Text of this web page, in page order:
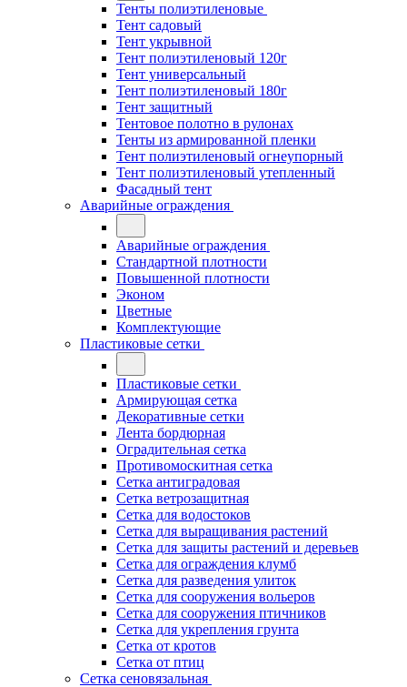
Тенты полиэтиленовые
Тент садовый
Тент укрывной
Тент полиэтиленовый 120г
Тент универсальный
Тент полиэтиленовый 180г
Тент защитный
Тентовое полотно в рулонах
Тенты из армированной пленки
Тент полиэтиленовый огнеупорный
Тент полиэтиленовый утепленный
Фасадный тент
Аварийные ограждения
Аварийные ограждения
Стандартной плотности
Повышенной плотности
Эконом
Цветные
Комплектующие
Пластиковые сетки
Пластиковые сетки
Армирующая сетка
Декоративные сетки
Лента бордюрная
Оградительная сетка
Противомоскитная сетка
Сетка антиградовая
Сетка ветрозащитная
Сетка для водостоков
Сетка для выращивания растений
Сетка для защиты растений и деревьев
Сетка для ограждения клумб
Сетка для разведения улиток
Сетка для сооружения вольеров
Сетка для сооружения птичников
Сетка для укрепления грунта
Сетка от кротов
Сетка от птиц
Сетка сеновязальная